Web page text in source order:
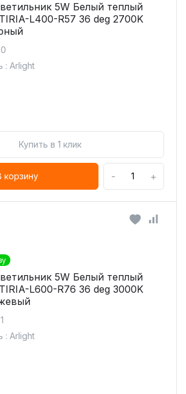
5W Белый теплый
L400-R57 36 deg 2700K
: Arlight
Купить в 1 клик
корзину - +
5W Белый теплый
L600-R76 36 deg 3000K
: Arlight